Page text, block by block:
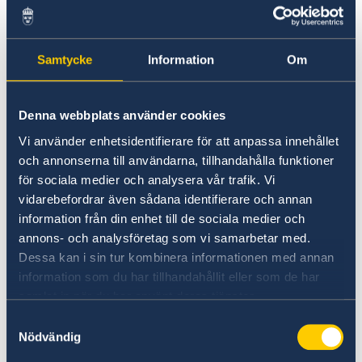
Samtycke Information Om
Denna webbplats använder cookies
Vi använder enhetsidentifierare för att anpassa innehållet
och annonserna till användarna, tillhandahålla funktioner
för sociala medier och analysera vår trafik. Vi
vidarebefordrar även sådana identifierare och annan
information från din enhet till de sociala medier och
annons- och analysföretag som vi samarbetar med.
Dessa kan i sin tur kombinera informationen med annan
information som du har tillhandahållit eller som de har
samlat in när du har använt deras tjänster.
Nödvändig
Documentación necesaria
Para solicitar el certificado en la embajada o en
un consulado honorario se debe presentar la
Certificado de impedimientos de
Skatteverket
Certificado personal de Skatteverket
(personbevis) de la parte sueca, que
incluya la fecha de baja de Suecia, los
nombres de los padres y el estado civil.
Debe llevar
anexo bilingüe UE I
Documentos de identidad válidos